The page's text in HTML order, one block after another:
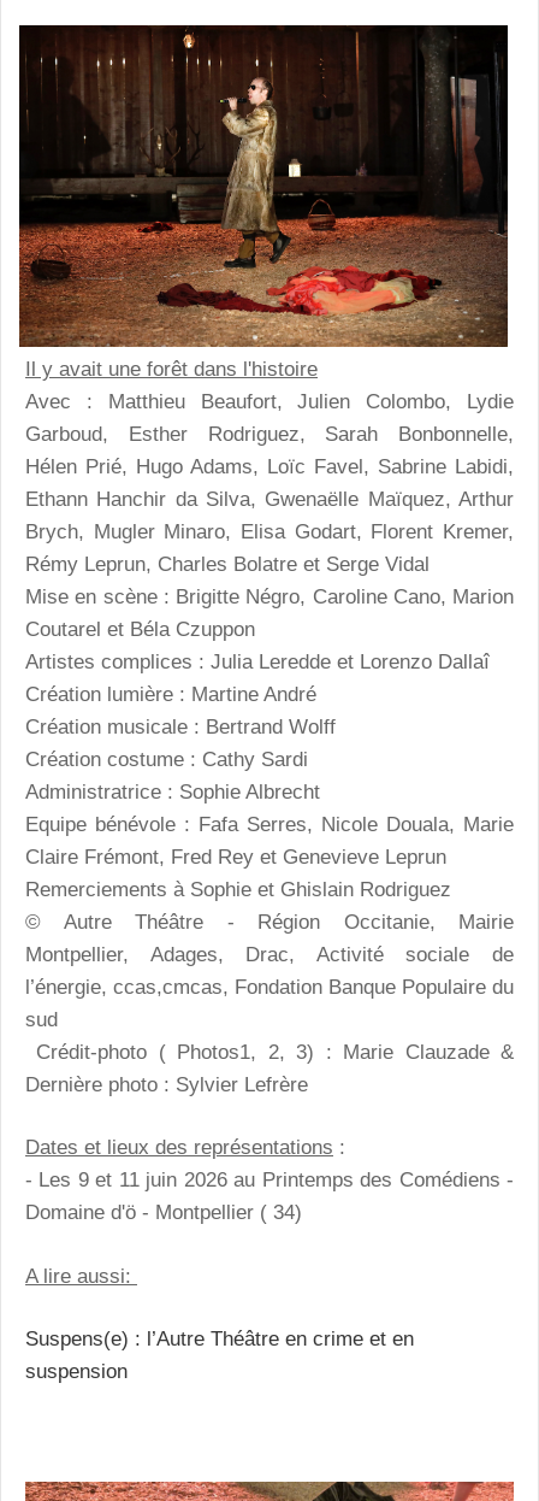
Il y avait une forêt dans l'histoire
Avec : Matthieu Beaufort, Julien Colombo, Lydie
Garboud, Esther Rodriguez, Sarah Bonbonnelle,
Hélen Prié, Hugo Adams, Loïc Favel, Sabrine Labidi,
Ethann Hanchir da Silva, Gwenaëlle Maïquez, Arthur
Brych, Mugler Minaro, Elisa Godart, Florent Kremer,
Rémy Leprun, Charles Bolatre et Serge Vidal
Mise en scène : Brigitte Négro, Caroline Cano, Marion
Coutarel et Béla Czuppon
Artistes complices : Julia Leredde et Lorenzo Dallaî
Création lumière : Martine André
Création musicale : Bertrand Wolff
Création costume : Cathy Sardi
Administratrice : Sophie Albrecht
Equipe bénévole : Fafa Serres, Nicole Douala, Marie
Claire Frémont, Fred Rey et Genevieve Leprun
Remerciements à Sophie et Ghislain Rodriguez
© Autre Théâtre - Région Occitanie, Mairie
Montpellier, Adages, Drac, Activité sociale de
l’énergie, ccas,cmcas, Fondation Banque Populaire du
sud
Crédit-photo ( Photos1, 2, 3) : Marie Clauzade &
Dernière photo : Sylvier Lefrère
Dates et lieux des représentations :
- Les 9 et 11 juin 2026 au Printemps des Comédiens -
Domaine d'ö - Montpellier ( 34)
A lire aussi:
Suspens(e) : l’Autre Théâtre en crime et en
suspension